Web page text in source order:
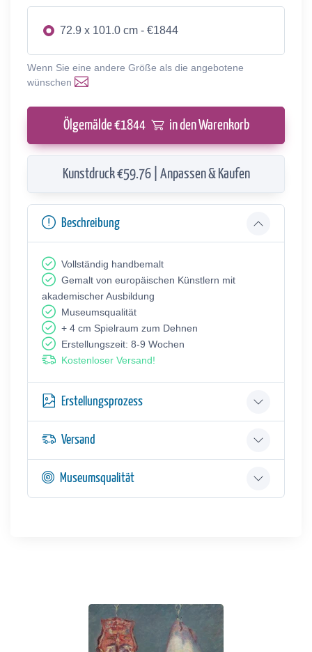
72.9 x 101.0 cm - €1844
Wenn Sie eine andere Größe als die angebotene
wünschen
Ölgemälde €1844 in den Warenkorb
Kunstdruck €59.76 | Anpassen & Kaufen
Beschreibung
Vollständig handbemalt
Gemalt von europäischen Künstlern mit
akademischer Ausbildung
Museumsqualität
+ 4 cm Spielraum zum Dehnen
Erstellungszeit: 8-9 Wochen
Kostenloser Versand!
Erstellungsprozess
Versand
Museumsqualität